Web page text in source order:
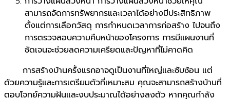
สามารถจัดการทรัพยากรและเวลาได้อย่างมีประสิทธิภาพ
ตั้งแต่การเลือกวัสดุ การกำหนดเวลาการก่อสร้าง ไปจนถึง
การตรวจสอบความคืบหน้าของโครงการ การมีแผนงานที่
ชัดเจนจะช่วยลดความเครียดและปัญหาที่ไม่คาดคิด
การสร้างบ้านครั้งแรกอาจดูเป็นงานที่ใหญ่และซับซ้อน แต่
ด้วยความรู้และการเตรียมตัวที่เหมาะสม คุณจะสามารถสร้างบ้านที่
ตอบโจทย์ความฝันและงบประมาณได้อย่างลงตัว หากคุณกำลัง